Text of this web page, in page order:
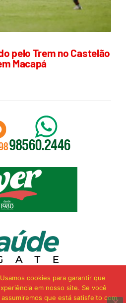
pelo Trem no Castelão
Macapá
cookies para garantir que
em nosso site. Se você
que está satisfeito com